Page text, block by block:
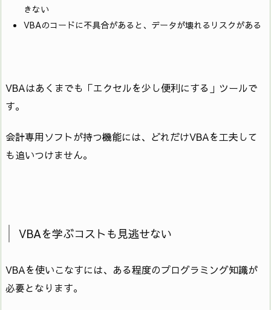
きない
VBAのコードに不具合があると、データが壊れるリスクがある
VBAはあくまでも「エクセルを少し便利にする」ツールで
す。
会計専用ソフトが持つ機能には、どれだけVBAを工夫して
も追いつけません。
VBAを学ぶコストも見逃せない
VBAを使いこなすには、ある程度のプログラミング知識が
必要となります。